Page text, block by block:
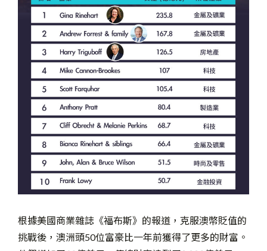
根據美國商業雜誌《福布斯》的報道，克服澳幣貶值的
挑戰後，澳洲頭50位富豪比一年前獲得了更多的財富。